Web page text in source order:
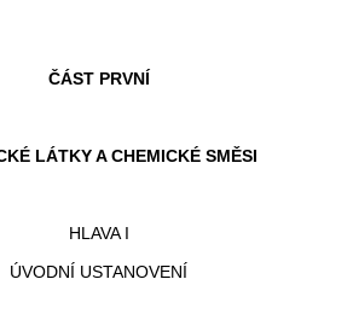
ČÁST PRVNÍ
LÁTKY A CHEMICKÉ SMĚSI
HLAVA I
ÚVODNÍ USTANOVENÍ